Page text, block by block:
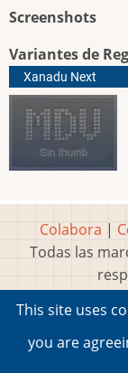
Screenshots
Variantes de
Xanadu Next
Colabora |
Todas las
2001-
This site uses
you are